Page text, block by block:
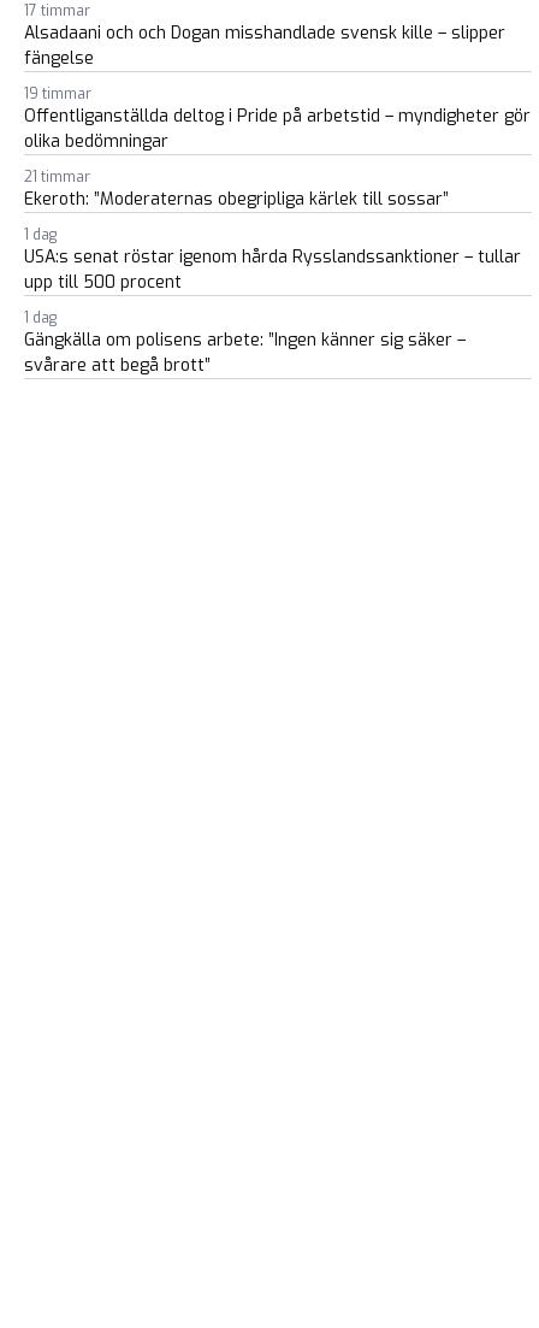
17 timmar
Alsadaani och och Dogan misshandlade svensk kille – slipper
fängelse
19 timmar
Offentliganställda deltog i Pride på arbetstid – myndigheter gör
olika bedömningar
21 timmar
Ekeroth: ”Moderaternas obegripliga kärlek till sossar”
1 dag
USA:s senat röstar igenom hårda Rysslandssanktioner – tullar
upp till 500 procent
1 dag
Gängkälla om polisens arbete: ”Ingen känner sig säker –
svårare att begå brott”